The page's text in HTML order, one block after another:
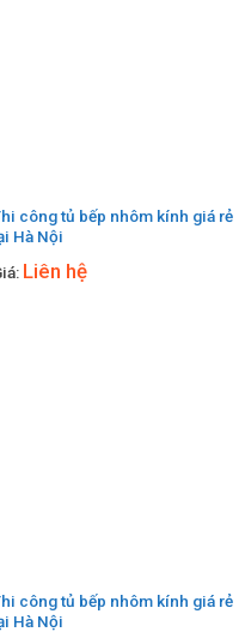
công tủ bếp nhôm kính giá rẻ
Hà Nội
Liên hệ
công tủ bếp nhôm kính giá rẻ
Hà Nội